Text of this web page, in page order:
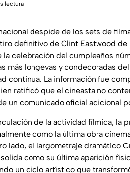
lectura
despide de los sets de
definitivo de Clint Eastwood de
celebración del cumpleaños
más longevas y condecoradas
continua. La información fue
ratificó que el cineasta no
un comunicado oficial adicional
de la actividad fílmica, la
como la última obra
lado, el largometraje dramático
como su última aparición
un ciclo artístico que